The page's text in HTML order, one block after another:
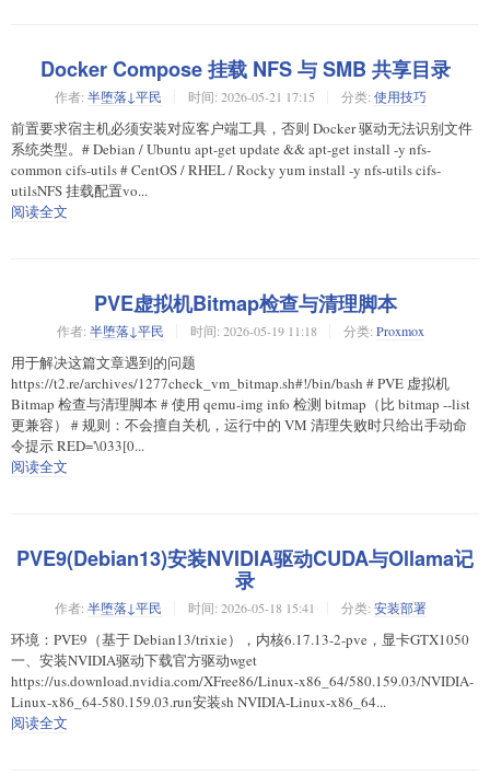
Docker Compose 挂载 NFS 与 SMB 共享目录
作者: 半堕落↓平民 时间: 2026-05-21 17:15 分类: 使用技巧
前置要求宿主机必须安装对应客户端工具，否则 Docker 驱动无法识别文件
系统类型。# Debian / Ubuntu apt-get update && apt-get install -y nfs-
common cifs-utils # CentOS / RHEL / Rocky yum install -y nfs-utils cifs-
utilsNFS 挂载配置vo...
阅读全文
PVE虚拟机Bitmap检查与清理脚本
作者: 半堕落↓平民 时间: 2026-05-19 11:18 分类: Proxmox
用于解决这篇文章遇到的问题
https://t2.re/archives/1277check_vm_bitmap.sh#!/bin/bash # PVE 虚拟机
Bitmap 检查与清理脚本 # 使用 qemu-img info 检测 bitmap（比 bitmap --list
更兼容） # 规则：不会擅自关机，运行中的 VM 清理失败时只给出手动命
令提示 RED='\033[0...
阅读全文
PVE9(Debian13)安装NVIDIA驱动CUDA与Ollama记
录
作者: 半堕落↓平民 时间: 2026-05-18 15:41 分类: 安装部署
环境：PVE9（基于 Debian13/trixie），内核6.17.13-2-pve，显卡GTX1050
一、安装NVIDIA驱动下载官方驱动wget
https://us.download.nvidia.com/XFree86/Linux-x86_64/580.159.03/NVIDIA-
Linux-x86_64-580.159.03.run安装sh NVIDIA-Linux-x86_64...
阅读全文